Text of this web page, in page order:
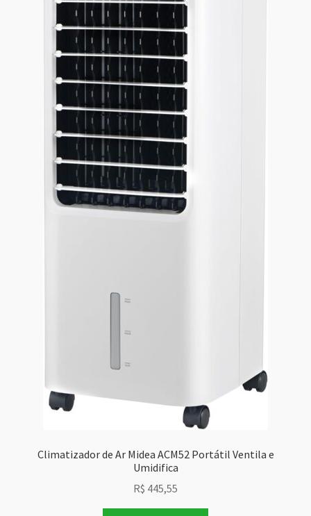
Climatizador de Ar Midea ACM52 Portátil Ventila e
Umidifica
R$ 445,55